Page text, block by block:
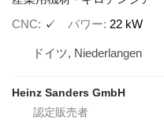
CNC
✓ パワー 22 kW
ドイツ, Niederlangen
Heinz Sanders GmbH